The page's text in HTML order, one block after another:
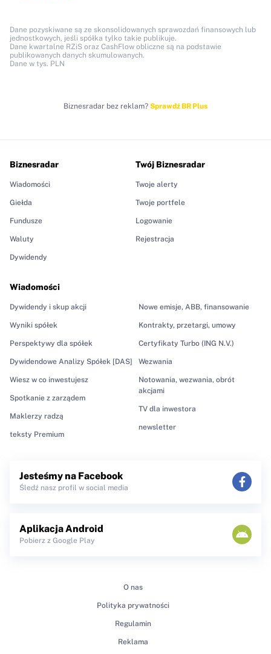
Dane pozyskiwane są ze skonsolidowanych sprawozdań finansowych lub
jednostkowych, jeśli spółka tylko takie publikuje.
Dane kwartalne RZiS oraz CashFlow obliczne są na podstawie
publikowanych danych skumulowanych.
Dane w tys. PLN
Biznesradar bez reklam? Sprawdź BR Plus
Biznesradar
Wiadomości
Giełda
Fundusze
Waluty
Dywidendy
Wiadomości
Dywidendy i skup akcji
Wyniki spółek
Perspektywy dla spółek
Dywidendowe Analizy Spółek [DAS]
Wiesz w co inwestujesz
Spotkanie z zarządem
Maklerzy radzą
teksty Premium
Nowe emisje, ABB, finansowanie
Kontrakty, przetargi, umowy
Certyfikaty Turbo (ING N.V.)
Wezwania
Notowania, wezwania, obrót
akcjami
TV dla inwestora
newsletter
Twój Biznesradar
Twoje alerty
Twoje portfele
Logowanie
Rejestracja
Jesteśmy na Facebook
Śledź nasz profil w social media
Aplikacja Android
Pobierz z Google Play
O nas
Polityka prywatności
Regulamin
Reklama